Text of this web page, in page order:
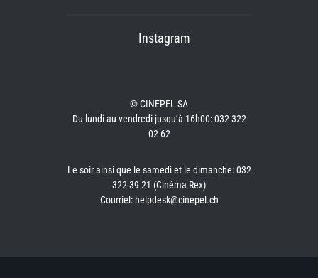
Instagram
© CINEPEL SA
Du lundi au vendredi jusqu’à 16h00: 032 322
02 62
Le soir ainsi que le samedi et le dimanche: 032
322 39 21 (Cinéma Rex)
Courriel: helpdesk@cinepel.ch